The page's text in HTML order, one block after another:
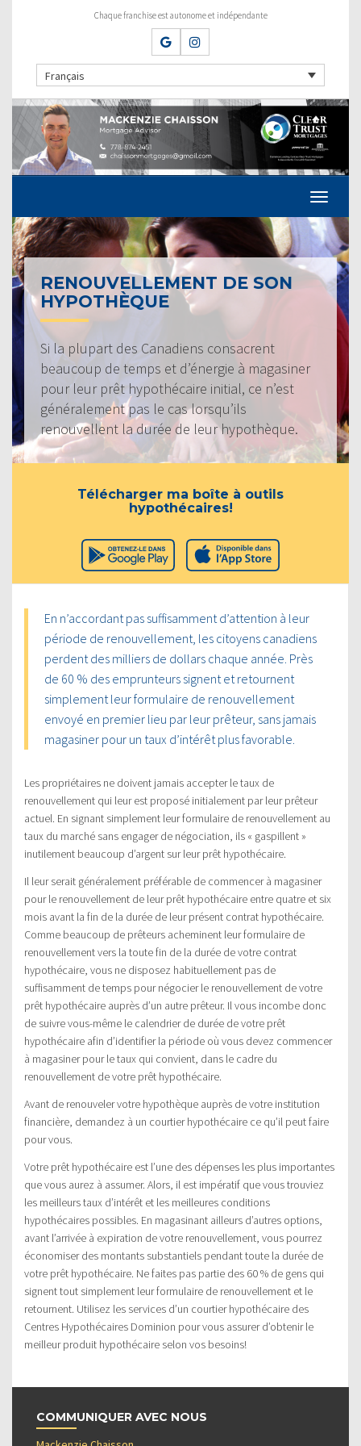
Chaque franchise est autonome et indépendante
Français
RENOUVELLEMENT DE SON
HYPOTHÈQUE
Si la plupart des Canadiens consacrent
beaucoup de temps et d’énergie à magasiner
pour leur prêt hypothécaire initial, ce n’est
généralement pas le cas lorsqu’ils
renouvellent la durée de leur hypothèque.
Télécharger ma boîte à outils
hypothécaires!
En n’accordant pas suffisamment d’attention à leur
période de renouvellement, les citoyens canadiens
perdent des milliers de dollars chaque année. Près
de 60 % des emprunteurs signent et retournent
simplement leur formulaire de renouvellement
envoyé en premier lieu par leur prêteur, sans jamais
magasiner pour un taux d’intérêt plus favorable.
Les propriétaires ne doivent jamais accepter le taux de
renouvellement qui leur est proposé initialement par leur prêteur
actuel. En signant simplement leur formulaire de renouvellement au
taux du marché sans engager de négociation, ils « gaspillent »
inutilement beaucoup d’argent sur leur prêt hypothécaire.
Il leur serait généralement préférable de commencer à magasiner
pour le renouvellement de leur prêt hypothécaire entre quatre et six
mois avant la fin de la durée de leur présent contrat hypothécaire.
Comme beaucoup de prêteurs acheminent leur formulaire de
renouvellement vers la toute fin de la durée de votre contrat
hypothécaire, vous ne disposez habituellement pas de
suffisamment de temps pour négocier le renouvellement de votre
prêt hypothécaire auprès d’un autre prêteur. Il vous incombe donc
de suivre vous-même le calendrier de durée de votre prêt
hypothécaire afin d’identifier la période où vous devez commencer
à magasiner pour le taux qui convient, dans le cadre du
renouvellement de votre prêt hypothécaire.
Avant de renouveler votre hypothèque auprès de votre institution
financière, demandez à un courtier hypothécaire ce qu’il peut faire
pour vous.
Votre prêt hypothécaire est l’une des dépenses les plus importantes
que vous aurez à assumer. Alors, il est impératif que vous trouviez
les meilleurs taux d’intérêt et les meilleures conditions
hypothécaires possibles. En magasinant ailleurs d’autres options,
avant l’arrivée à expiration de votre renouvellement, vous pourrez
économiser des montants substantiels pendant toute la durée de
votre prêt hypothécaire. Ne faites pas partie des 60 % de gens qui
signent tout simplement leur formulaire de renouvellement et le
retournent. Utilisez les services d’un courtier hypothécaire des
Centres Hypothécaires Dominion pour vous assurer d’obtenir le
meilleur produit hypothécaire selon vos besoins!
COMMUNIQUER AVEC NOUS